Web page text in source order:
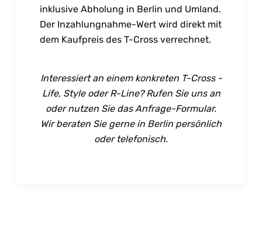
inklusive Abholung in Berlin und Umland.
Der Inzahlungnahme-Wert wird direkt mit
dem Kaufpreis des T-Cross verrechnet.
Interessiert an einem konkreten T-Cross -
Life, Style oder R-Line? Rufen Sie uns an
oder nutzen Sie das Anfrage-Formular.
Wir beraten Sie gerne in Berlin persönlich
oder telefonisch.